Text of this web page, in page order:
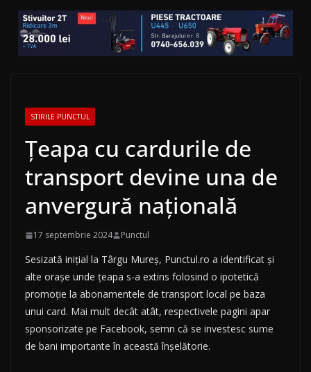
STIRILE PUNCTUL
Țeapa cu cardurile de
transport devine una de
anvergură națională
17 septembrie 2024 Punctul
Sesizată inițial la Târgu Mureș, Punctul.ro a identificat și
alte orașe unde țeapa s-a extins folosind o ipotetică
promoție la abonamentele de transport local pe baza
unui card. Mai mult decât atât, respectivele pagini apar
sponsorizate pe Facebook, semn că se investesc sume
de bani importante în această înșelătorie.